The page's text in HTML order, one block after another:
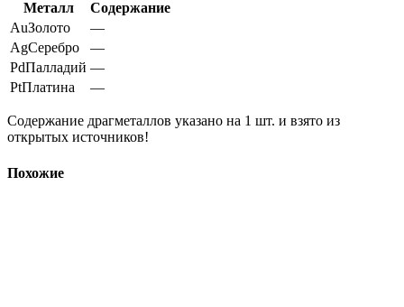
Металл
Содержание
AuЗолото
—
AgСеребро
—
PdПалладий —
PtПлатина —
Содержание драгметаллов указано на 1 шт. и взято из
открытых источников!
Похожие